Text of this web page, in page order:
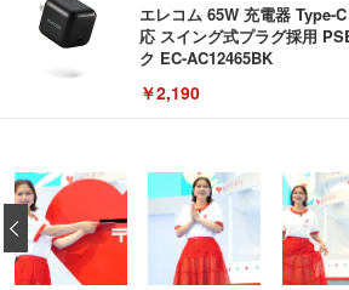
エレコム 65W 充電器 Type-
応 スイング式プラグ採用
ク EC-AC12465BK
￥2,190
Bluetoothイヤホン ワイヤ
最大60時間再生 2026年最
ースイヤホン 全音域HIFI音
両耳 WEB会議/運動/ゲーム
用iPhone/Android対応 (002
￥999
‹